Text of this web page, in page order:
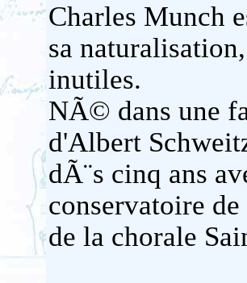
Charles Munch
sa
inutiles.
NÃ© dans une
d'Albert
dÃ¨s cinq ans
conservatoire
de la chorale